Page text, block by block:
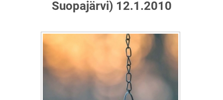
Suopajärvi) 12.1.2010